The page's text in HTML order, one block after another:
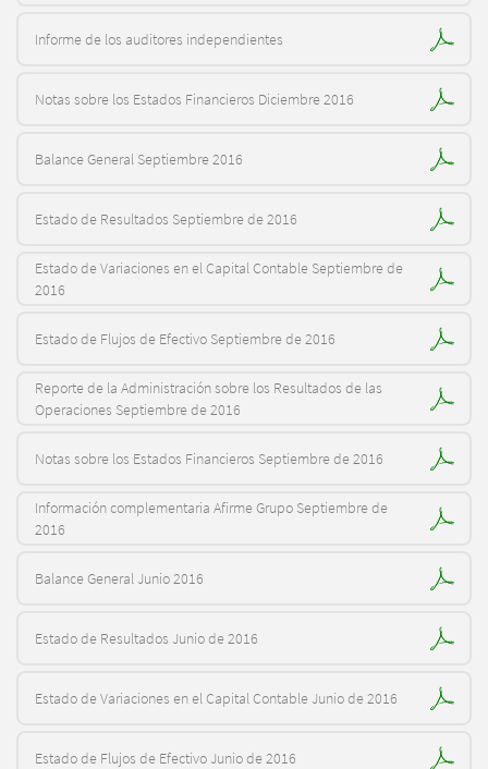
Informe de los auditores independientes
Notas sobre los Estados Financieros Diciembre 2016
Balance General Septiembre 2016
Estado de Resultados Septiembre de 2016
Estado de Variaciones en el Capital Contable Septiembre de
2016
Estado de Flujos de Efectivo Septiembre de 2016
Reporte de la Administración sobre los Resultados de las
Operaciones Septiembre de 2016
Notas sobre los Estados Financieros Septiembre de 2016
Información complementaria Afirme Grupo Septiembre de
2016
Balance General Junio 2016
Estado de Resultados Junio de 2016
Estado de Variaciones en el Capital Contable Junio de 2016
Estado de Flujos de Efectivo Junio de 2016